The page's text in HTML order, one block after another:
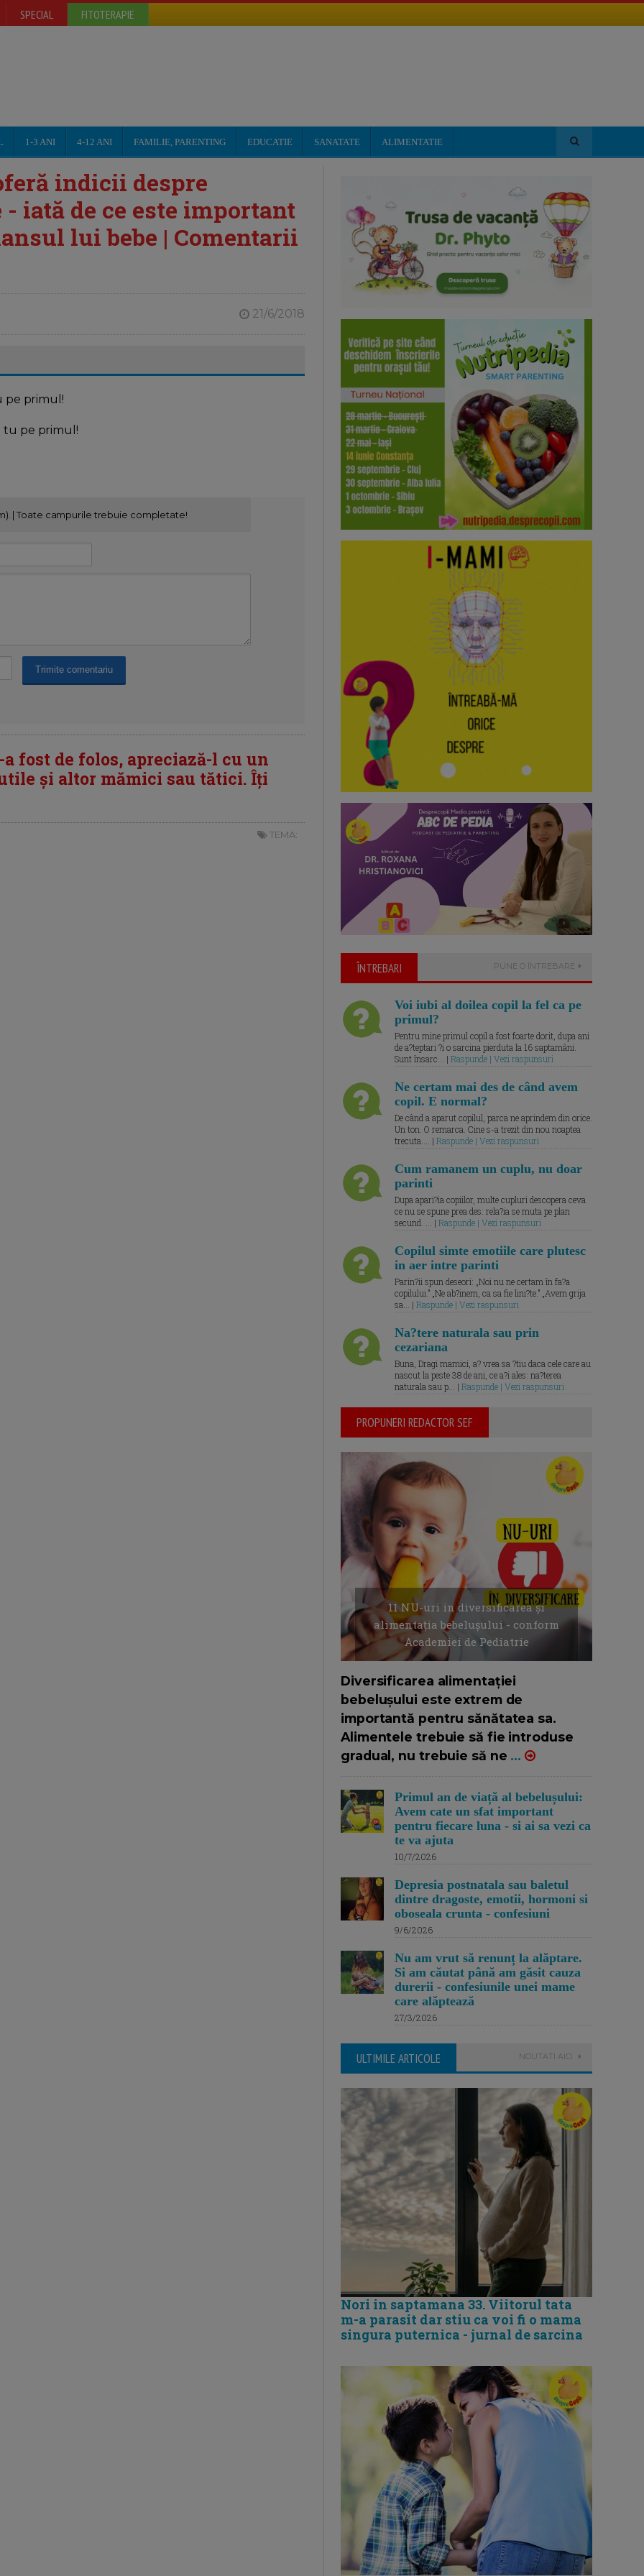
SPECIAL FITOTERAPIE
1-3 ANI 4-12 ANI FAMILIE, PARENTING EDUCATIE SANATATE ALIMENTATIE
indicii despre
iată de ce este important
lui bebe | Comentarii
21/6/2018
pe primul!
tu pe primul!
| Toate campurile trebuie completate!
fost de folos, apreciază-l cu un
și altor mămici sau tătici. Îți
TEMA:
ÎNTREBARI PUNE O ÎNTREBARE
Voi iubi al doilea copil la fel ca pe
primul?
Pentru mine primul copil a fost foarte dorit, dupa ani
de a?teptari ?i o sarcina pierduta la 16 saptamâni.
Sunt însarc... | Raspunde | Vezi raspunsuri
Ne certam mai des de când avem
copil. E normal?
De când a aparut copilul, parca ne aprindem din orice.
Un ton. O remarca. Cine s-a trezit din nou noaptea
trecuta.... | Raspunde | Vezi raspunsuri
Cum ramanem un cuplu, nu doar
parinti
Dupa apari?ia copiilor, multe cupluri descopera ceva
ce nu se spune prea des: rela?ia se muta pe plan
secund. ... | Raspunde | Vezi raspunsuri
Copilul simte emotiile care plutesc
in aer intre parinti
Parin?ii spun deseori: „Noi nu ne certam în fa?a
copilului.” „Ne ab?inem, ca sa fie lini?te.” „Avem grija
sa... | Raspunde | Vezi raspunsuri
Na?tere naturala sau prin
cezariana
Buna, Dragi mamici, a? vrea sa ?tiu daca cele care au
nascut la peste 38 de ani, ce a?i ales: na?terea
naturala sau p... | Raspunde | Vezi raspunsuri
PROPUNERI REDACTOR SEF
11 NU-uri in diversificarea și
alimentația bebelușului - conform
Academiei de Pediatrie
Diversificarea alimentației
bebelușului este extrem de
importantă pentru sănătatea sa.
Alimentele trebuie să fie introduse
gradual, nu trebuie să ne ...
Primul an de viață al bebelușului:
Avem cate un sfat important
pentru fiecare luna - si ai sa vezi ca
te va ajuta
10/7/2026
Depresia postnatala sau baletul
dintre dragoste, emotii, hormoni si
oboseala crunta - confesiuni
9/6/2026
Nu am vrut să renunț la alăptare.
Si am căutat până am găsit cauza
durerii - confesiunile unei mame
care alăptează
27/3/2026
ULTIMILE ARTICOLE NOUTATI AICI
Nori in saptamana 33. Viitorul tata
m-a parasit dar stiu ca voi fi o mama
singura puternica - jurnal de sarcina